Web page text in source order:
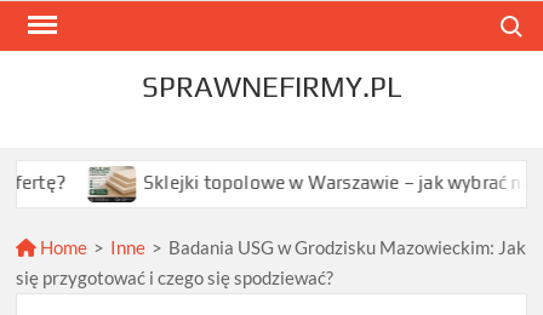
Skip
SPRAWNEFIRMY.PL
Sklejki topolowe w Warszawie – jak wybrać najlepszą
Home > Inne > Badania USG w Grodzisku Mazowieckim: Jak
się przygotować i czego się spodziewać?